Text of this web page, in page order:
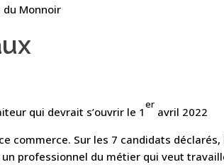
du Monnoir
qui devrait s’ouvrir le 1
er
avril 2022
commerce. Sur les 7 candidats
professionnel du métier qui veut